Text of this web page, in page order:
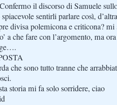
il discorso di Samuele
spiacevole sentirli parlare così,
divisa polemicona e criticona? mi
a che fare con l’argomento, ma
che sono tutto tranne che
storia mi fa solo sorridere, ciao